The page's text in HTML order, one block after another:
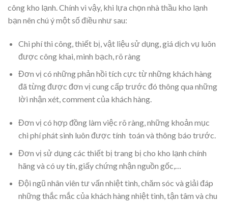
công kho lạnh. Chính vì vậy, khi lựa chọn nhà thầu kho lạnh
bạn nên chú ý một số điều như sau:
Chi phí thi công, thiết bị, vật liệu sử dụng, giá dịch vụ luôn
được công khai, minh bạch, rõ ràng
Đơn vị có những phản hồi tích cực từ những khách hàng
đã từng được đơn vị cung cấp trước đó thông qua những
lời nhận xét, comment của khách hàng.
Đơn vị có hợp đồng làm việc rõ ràng, những khoản mục
chi phí phát sinh luôn được tính toán và thông báo trước.
Đơn vị sử dụng các thiết bị trang bị cho kho lạnh chính
hãng và có uy tín, giấy chứng nhận nguồn gốc,…
Đội ngũ nhân viên tư vấn nhiệt tình, chăm sóc và giải đáp
những thắc mắc của khách hàng nhiệt tình, tận tâm và chu